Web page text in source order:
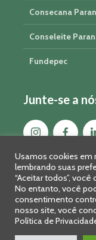
Consecana
Conseleite
Fundepec
Junte-se a
Sistema FAEP/
Usamos cookies em
lembrando suas
“Aceitar todos”,
No entanto, você
consentimento
nosso site, você
Política de